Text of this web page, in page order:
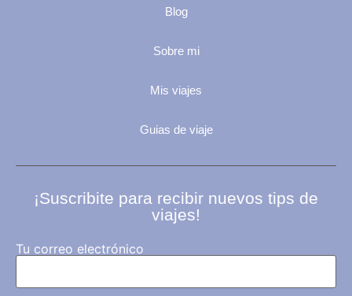
Blog
Sobre mi
Mis viajes
Guias de viaje
¡Suscribite para recibir nuevos tips de
viajes!
Tu correo electrónico